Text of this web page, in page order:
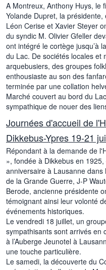
A Montreux, Anthony Huys, le
Yolande Dupret, la
Léon Cerise et Xavier Steyer
du syndic M. Olivier Gfeller
ont intégré le cortège jusqu’à
du Lac. De sociétés locales et
arquebusiers, des groupes
enthousiaste au son des
terminée par une collation
Marché couvert au bord du
sympathique de nouer des
Journées d'accueil de
Dikkebus-Ypres 19-21
Répondant à la demande de
», fondée à Dikkebus en
anniversaire à Lausanne dans
de la Grande Guerre, J-P
Berode, ancienne présidente
témoignant ainsi leur volonté
événements historiques.
Le vendredi 18 juillet, un
sympathisants sont arrivés en
à l’Auberge Jeunotel à
une touche particulière.
Le samedi, la découverte du